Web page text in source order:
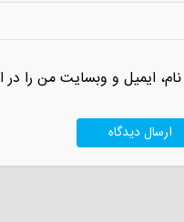
نام، ایمیل و وبسایت من را